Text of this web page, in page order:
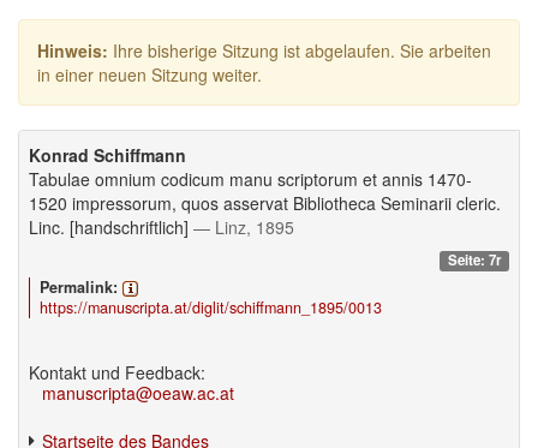
Hinweis: Ihre bisherige Sitzung ist abgelaufen. Sie arbeiten
in einer neuen Sitzung weiter.
Konrad Schiffmann
Tabulae omnium codicum manu scriptorum et annis 1470-
1520 impressorum, quos asservat Bibliotheca Seminarii cleric.
Linc. [handschriftlich] — Linz, 1895
Seite: 7r
Permalink:
https://manuscripta.at/diglit/schiffmann_1895/0013
Kontakt und Feedback:
manuscripta@oeaw.ac.at
Startseite des Bandes